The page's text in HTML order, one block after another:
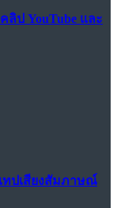
ลิป YouTube และ
ทปเสียงสัมภาษณ์